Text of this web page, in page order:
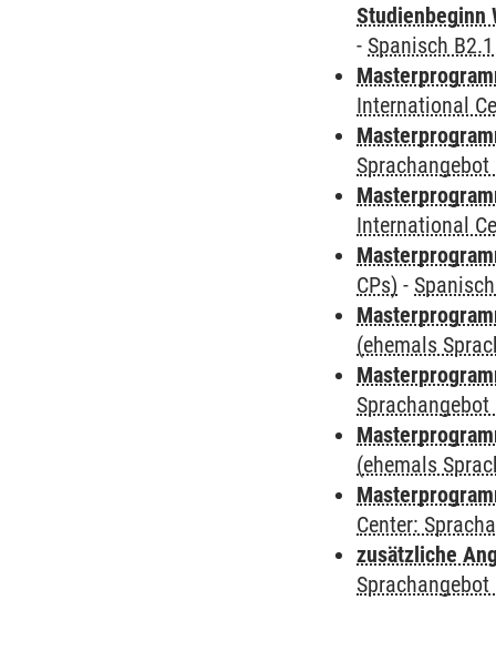
Studienbeginn
- Spanisch B2.1
International
International
CPs) -
(ehemals
(ehemals
Center:
zusätzliche